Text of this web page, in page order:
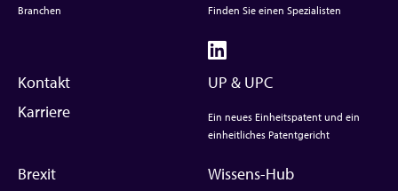
Branchen
Finden Sie einen Spezialisten
Kontakt
Karriere
UP & UPC
Ein neues Einheitspatent und ein
einheitliches Patentgericht
Brexit
Wissens-Hub